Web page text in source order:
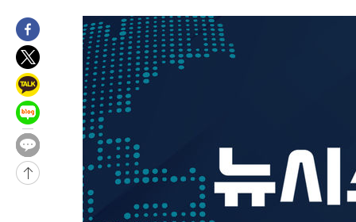
-29349초 전 >
이강인, 오늘 서울서 AT마드리드 입단식…'전례 없는 특급대
-16231초 전 >
'여긴 20도, 저긴 50도'…열화상 카메라로 본 폭염 저감시설 '
-15702초 전 >
콜롬비아 신임 우파 대통령 취임 하루만에 차량폭탄 폭발 사건
-9296초 전 >
튀르키예 외무장관, "메카 3국 방위협정은 이란이 목표 아냐 "
-6504초 전 >
이군이 불법 군시설 건설한 레바논 남부에서 레바논군 3명 폭발
-3622초 전 >
[속보]美중부 사령관, 이스라엘 긴급방문 다중화된 전선 상황 논
-1686초 전 >
美 국방부, 켄달 전 공군장관 보안허가 취소…“에어포스원 기밀
언론 누출”
-1655초 전 >
‘축구의 신’ 아르헨티나 축구 선수 메시의 부친 지병 별세
“美 이란전 무기 소진…북한과 분쟁시 주한 미군 취약해질 수 있